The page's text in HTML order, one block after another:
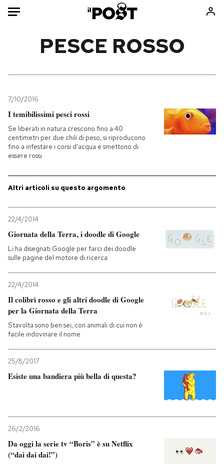
Mondo
Politica
Tecnologia
Internet
Scienza
Economia
Consumismi
Ok Boomer!
PODCAST
I MIEI PREFERITI
CALENDARIO
Entra
PESCE ROSSO
7/10/2016
I temibilissimi pesci rossi
Se liberati in natura crescono fino a 40
centimetri per due chili di peso, si riproducono
fino a infestare i corsi d'acqua e smettono di
essere rossi
Altri articoli su questo argomento
22/4/2014
Giornata della Terra, i doodle di Google
Li ha disegnati Google per farci dei doodle
sulle pagine del motore di ricerca
22/4/2014
Il colibrì rosso e gli altri doodle di Google
per la Giornata della Terra
Stavolta sono ben sei, con animali di cui non è
facile indovinare il nome
25/8/2017
Esiste una bandiera più bella di questa?
26/2/2016
Da oggi la serie tv “Boris” è su Netflix
(“dai dai dai!”)